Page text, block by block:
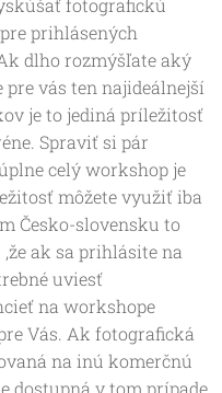
fotografickú
prihlásených
dlho rozmýšľate aký
vás ten najideálnejší
je to jediná príležitosť
Spraviť si pár
celý workshop je
môžete využiť iba
Česko-slovensku to
ak sa prihlásite na
uviesť
na workshope
Vás. Ak fotografická
na inú komerčnú
dostupná v tom prípade